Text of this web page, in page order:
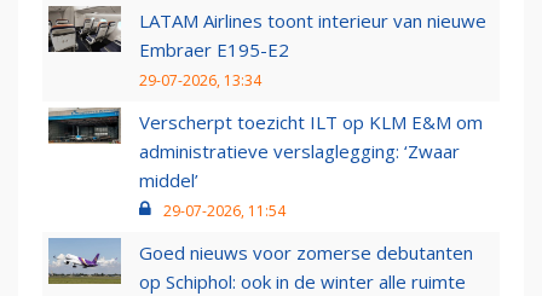
LATAM Airlines toont interieur van nieuwe
Embraer E195-E2
29-07-2026, 13:34
Verscherpt toezicht ILT op KLM E&M om
administratieve verslaglegging: ‘Zwaar
middel’
29-07-2026, 11:54
Goed nieuws voor zomerse debutanten
op Schiphol: ook in de winter alle ruimte